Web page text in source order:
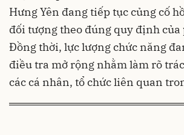
Hưng Yên đang tiếp tục củng cố
đối tượng theo đúng quy định của
Đồng thời, lực lượng chức năng
điều tra mở rộng nhằm làm rõ
các cá nhân, tổ chức liên quan